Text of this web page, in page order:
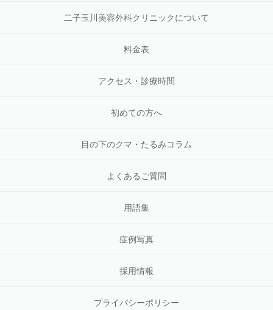
二子玉川美容外科クリニックについて
料金表
アクセス・診療時間
初めての方へ
目の下のクマ・たるみコラム
よくあるご質問
用語集
症例写真
採用情報
プライバシーポリシー